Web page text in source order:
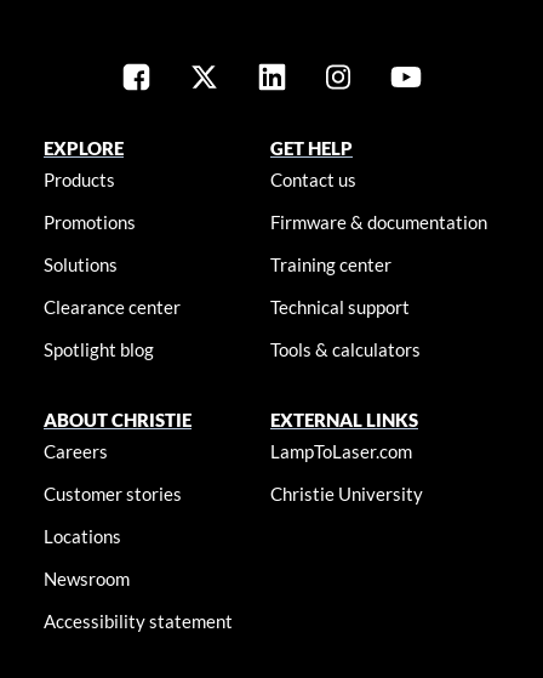
EXPLORE
Products
Promotions
Solutions
Clearance center
Spotlight blog
GET HELP
Contact us
Firmware & documentation
Training center
Technical support
Tools & calculators
ABOUT CHRISTIE
Careers
Customer stories
Locations
Newsroom
Accessibility statement
EXTERNAL LINKS
LampToLaser.com
Christie University